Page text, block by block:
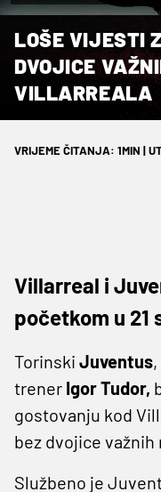
LOŠE VIJESTI
DVOJICE
VILLARREALA
VRIJEME ČITANJA: 1MIN |
Villarreal i
početkom u 21
Torinski Juventus
trener Igor Tudor,
gostovanju kod
bez dvojice
Službeno je